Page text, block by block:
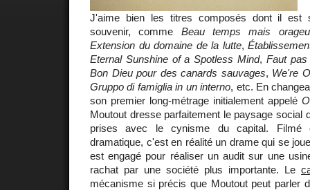
J'aime bien les titres composés dont il est
souvenir, comme Beau temps mais
Extension du domaine de la lutte,
Eternal Sunshine of a Spotless Mind, Faut
Bon Dieu pour des canards sauvages, We're
Gruppo di famiglia in un interno, etc. En
son premier long-métrage initialement appelé
Moutout dresse parfaitement le paysage social
prises avec le cynisme du capital. Filmé
dramatique, c'est en réalité un drame qui se
est engagé pour réaliser un audit sur une
rachat par une société plus importante. Le
mécanisme si précis que Moutout peut parler